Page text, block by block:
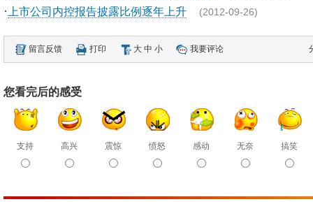
· 上市公司内控报告披露比例逐年上升 (2012-09-26)
留言反馈 打印 大 中 小 我要评论
您看完后的感受
支持 高兴 震惊 愤怒 感动 无奈 搞笑